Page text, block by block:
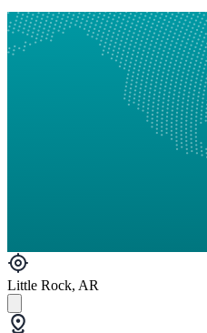
Little Rock, AR